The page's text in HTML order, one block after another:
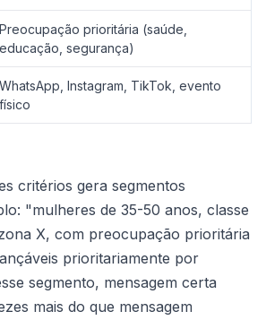
Preocupação prioritária (saúde,
educação, segurança)
WhatsApp, Instagram, TikTok, evento
físico
critérios gera segmentos
"mulheres de 35-50 anos, classe
X, com preocupação prioritária
prioritariamente por
segmento, mensagem certa
mais do que mensagem